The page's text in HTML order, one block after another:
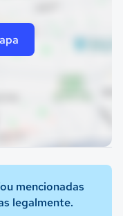
mencionadas
legalmente.